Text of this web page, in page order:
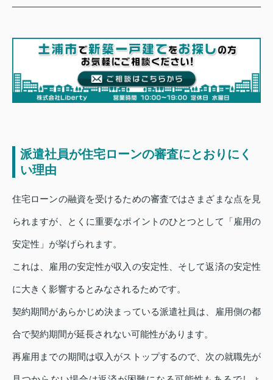
派遣社員が住宅ローンの審査にとおりにく
い理由
住宅ローンの融資を受けるための審査ではさまざまな点を見
られますが、とくに重要なポイントのひとつとして「雇用の
安定性」が挙げられます。
これは、雇用の安定性が収入の安定性、そして返済の安定性
に大きく影響するとみなされるためです。
契約期間があらかじめ決まっている派遣社員は、雇用側の都
合で契約期間が延長されない可能性があります。
再雇用までの期間は収入がストップするので、次の就職先が